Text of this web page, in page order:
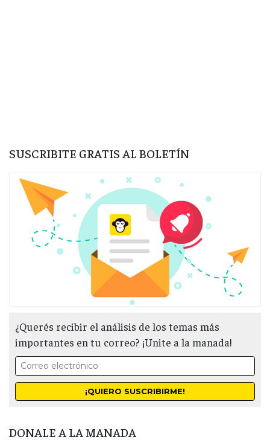
SUSCRIBITE GRATIS AL BOLETÍN
¿Querés recibir el análisis de los temas más
importantes en tu correo? ¡Unite a la manada!
DONALE A LA MANADA